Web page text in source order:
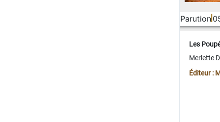
Parution
Les
Merlette
Éditeur :